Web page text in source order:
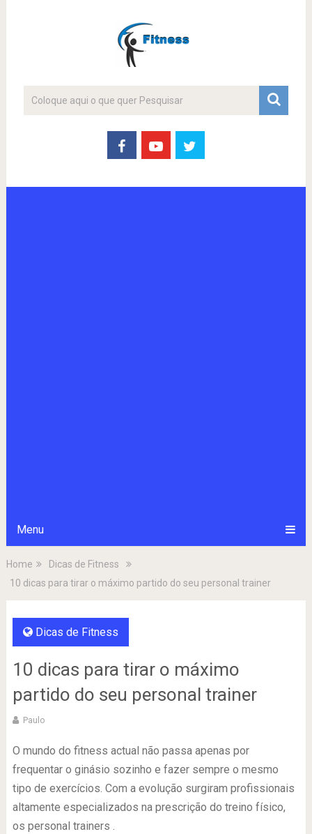
Menu
Home
Dicas de Fitness
10 dicas para tirar o máximo partido do seu personal trainer
Dicas de Fitness
10 dicas para tirar o máximo
partido do seu personal trainer
Paulo
O mundo do fitness actual não passa apenas por
frequentar o ginásio sozinho e fazer sempre o mesmo
tipo de exercícios. Com a evolução surgiram profissionais
altamente especializados na prescrição do treino físico,
os personal trainers .